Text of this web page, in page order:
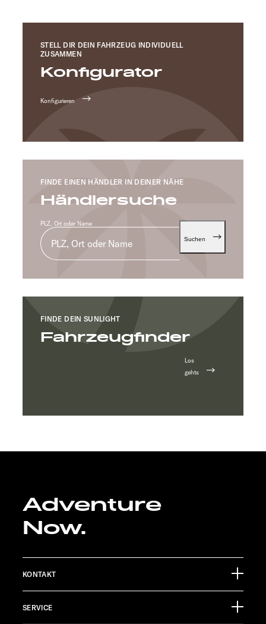
STELL DIR DEIN FAHRZEUG INDIVIDUELL
ZUSAMMEN
Konfigurator
Konfigurieren
FINDE EINEN HÄNDLER IN DEINER NÄHE
Händlersuche
PLZ, Ort oder Name
Suchen
FINDE DEIN SUNLIGHT
Fahrzeugfinder
Los
gehts
Adventure
Now.
KONTAKT
Ölmühlestraße 6
SERVICE